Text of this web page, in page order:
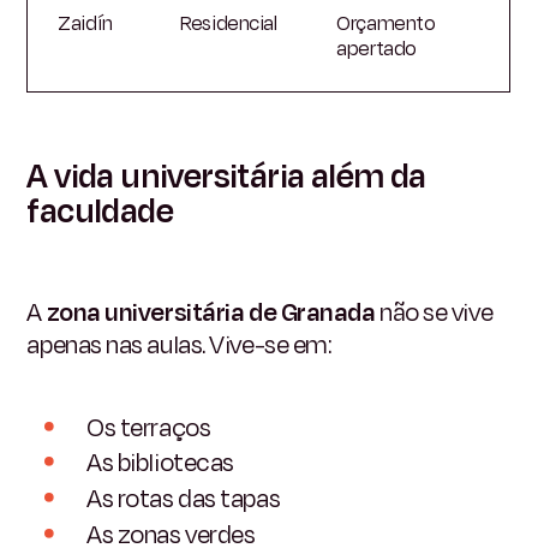
Zaidín Residencial
Orçamento
apertado
A vida universitária além da
faculdade
Azona universitária de Granadanão se vive
apenas nas aulas. Vive-se em:
Os terraços
As bibliotecas
As rotas das tapas
As zonas verdes